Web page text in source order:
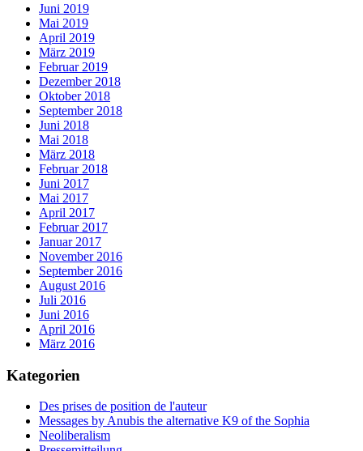
Juni 2019
Mai 2019
April 2019
März 2019
Februar 2019
Dezember 2018
Oktober 2018
September 2018
Juni 2018
Mai 2018
März 2018
Februar 2018
Juni 2017
Mai 2017
April 2017
Februar 2017
Januar 2017
November 2016
September 2016
August 2016
Juli 2016
Juni 2016
April 2016
März 2016
Kategorien
Des prises de position de l'auteur
Messages by Anubis the alternative K9 of the Sophia
Neoliberalism